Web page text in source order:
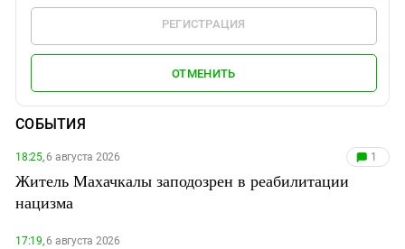
РЕГИСТРАЦИЯ
ОТМЕНИТЬ
СОБЫТИЯ
18:25,6 августа 2026 1
Житель Махачкалы заподозрен в реабилитации
нацизма
17:19,6 августа 2026